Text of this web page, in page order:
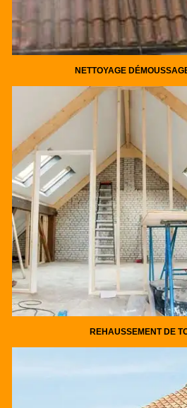
NETTOYAGE
REHAUSSEMENT DE